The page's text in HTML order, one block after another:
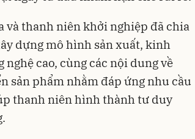
và thanh niên khởi nghiệp đã chia
dựng mô hình sản xuất, kinh
cao, cùng các nội dung về
sản phẩm nhằm đáp ứng nhu cầu
thanh niên hình thành tư duy